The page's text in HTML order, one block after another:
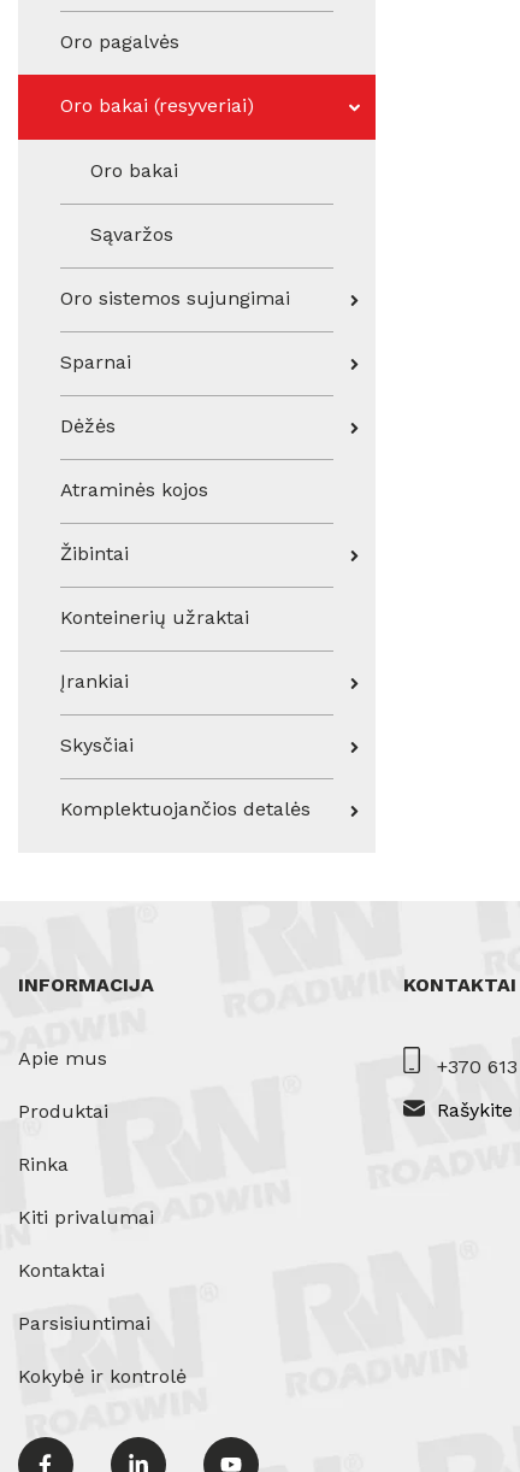
Oro pagalvės
Oro bakai (resyveriai)
Oro bakai
Sąvaržos
Oro sistemos sujungimai
Sparnai
Dėžės
Atraminės kojos
Žibintai
Konteinerių užraktai
Įrankiai
Skysčiai
Komplektuojančios detalės
INFORMACIJA
Apie mus
Produktai
Rinka
Kiti privalumai
Kontaktai
Parsisiuntimai
Kokybė ir kontrolė
KONTAKTAI
+370